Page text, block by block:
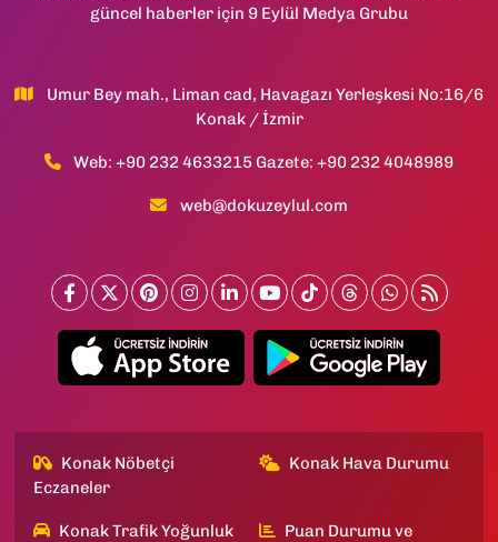
güncel haberler için 9 Eylül Medya Grubu
Umur Bey mah., Liman cad, Havagazı Yerleşkesi No:16/6
Konak / İzmir
Web: +90 232 4633215 Gazete: +90 232 4048989
web@dokuzeylul.com
Konak Nöbetçi
Eczaneler
Konak Hava Durumu
Konak Trafik Yoğunluk
Puan Durumu ve